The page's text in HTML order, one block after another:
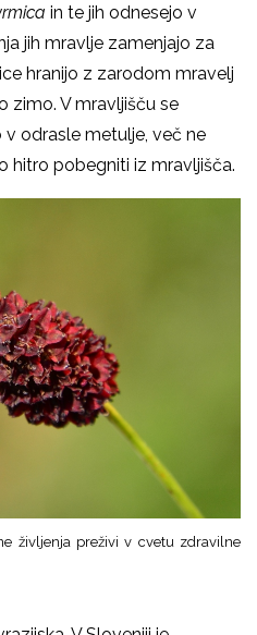
in te jih odnesejo v
jih mravlje zamenjajo za
hranijo z zarodom mravelj
zimo. V mravljišču se
odrasle metulje, več ne
hitro pobegniti iz mravljišča.
življenja preživi v cvetu zdravilne